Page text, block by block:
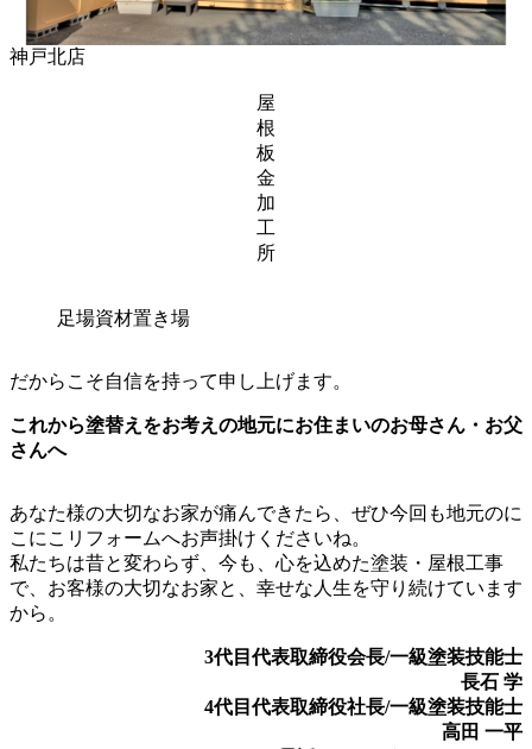
神戸北店
屋
根
板
金
加
工
所
足場資材置き場
だからこそ自信を持って申し上げます。
これから塗替えをお考えの地元にお住まいのお母さん・お父
さんへ
あなた様の大切なお家が痛んできたら、ぜひ今回も地元のに
こにこリフォームへお声掛けくださいね。
私たちは昔と変わらず、今も、心を込めた塗装・屋根工事
で、お客様の大切なお家と、幸せな人生を守り続けています
から。
3代目代表取締役会長/一級塗装技能士
長石 学
4代目代表取締役社長/一級塗装技能士
高田 一平